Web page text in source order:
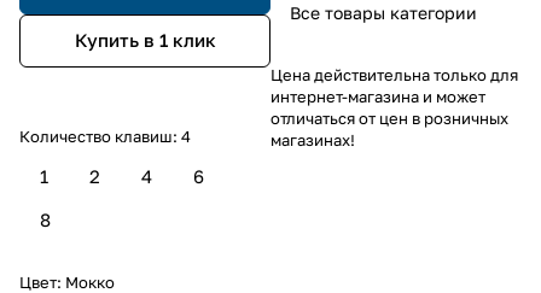
Купить в 1 клик
Количество клавиш: 4
4
1 2
6
8
Цвет: Мокко
Все товары категории
Цена действительна только для
интернет-магазина и может
отличаться от цен в розничных
магазинах!